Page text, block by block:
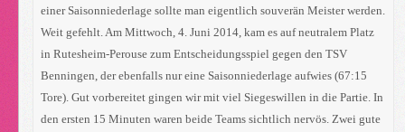
einer Saisonniederlage sollte man eigentlich souverän Meister werden.
Weit gefehlt. Am Mittwoch, 4. Juni 2014, kam es auf neutralem Platz
in Rutesheim-Perouse zum Entscheidungsspiel gegen den TSV
Benningen, der ebenfalls nur eine Saisonniederlage aufwies (67:15
Tore). Gut vorbereitet gingen wir mit viel Siegeswillen in die Partie. In
den ersten 15 Minuten waren beide Teams sichtlich nervös. Zwei gute